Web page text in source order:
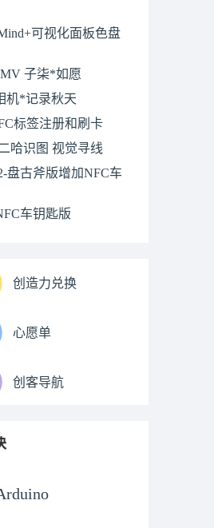
可视化面板色盘
子柒*如愿
机*记录秋天
标签注册和刷卡
哈识图 视觉寻线
盘古斧版增加NFC车
车钥匙版
创造力兑换
心愿单
创客导航